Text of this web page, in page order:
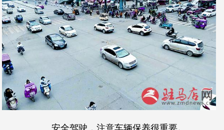
安全驾驶，注意车辆保养很重要。